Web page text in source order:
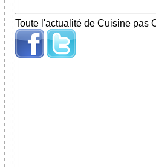
Toute l'actualité de Cuisine pas